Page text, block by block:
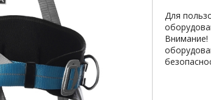
Для
Внимание!